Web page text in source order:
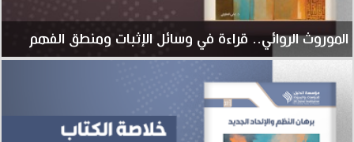
الموروث الروائي.. قراءة في وسائل الإثبات ومنطق الفهم